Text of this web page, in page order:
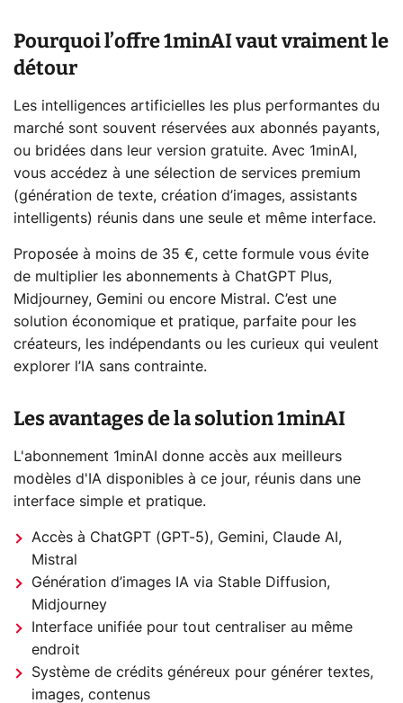
Pourquoi l’offre 1minAI vaut vraiment le
détour
Les intelligences artificielles les plus performantes du
marché sont souvent réservées aux abonnés payants,
ou bridées dans leur version gratuite. Avec 1minAI,
vous accédez à une sélection de services premium
(génération de texte, création d’images, assistants
intelligents) réunis dans une seule et même interface.
Proposée à moins de 35 €, cette formule vous évite
de multiplier les abonnements à ChatGPT Plus,
Midjourney, Gemini ou encore Mistral. C’est une
solution économique et pratique, parfaite pour les
créateurs, les indépendants ou les curieux qui veulent
explorer l’IA sans contrainte.
Les avantages de la solution 1minAI
L'abonnement 1minAI donne accès aux meilleurs
modèles d'IA disponibles à ce jour, réunis dans une
interface simple et pratique.
Accès à ChatGPT (GPT-5), Gemini, Claude AI,
Mistral
Génération d’images IA via Stable Diffusion,
Midjourney
Interface unifiée pour tout centraliser au même
endroit
Système de crédits généreux pour générer textes,
images, contenus